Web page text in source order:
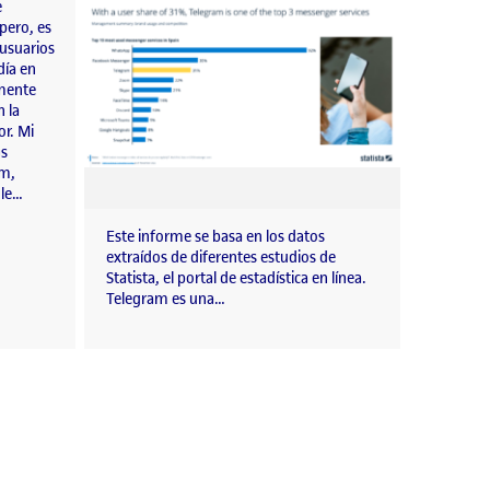
es
en
la
Mi
Este informe se basa en los datos
extraídos de diferentes estudios de
Statista, el portal de estadística en línea.
Telegram es una…